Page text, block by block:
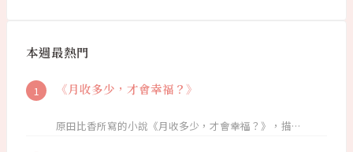
本週最熱門
《月收多少，才會幸福？》
原田比香所寫的小說《月收多少，才會幸福？》，描…